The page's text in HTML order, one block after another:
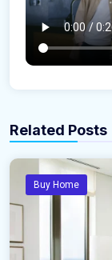
Related Posts
Buy Home